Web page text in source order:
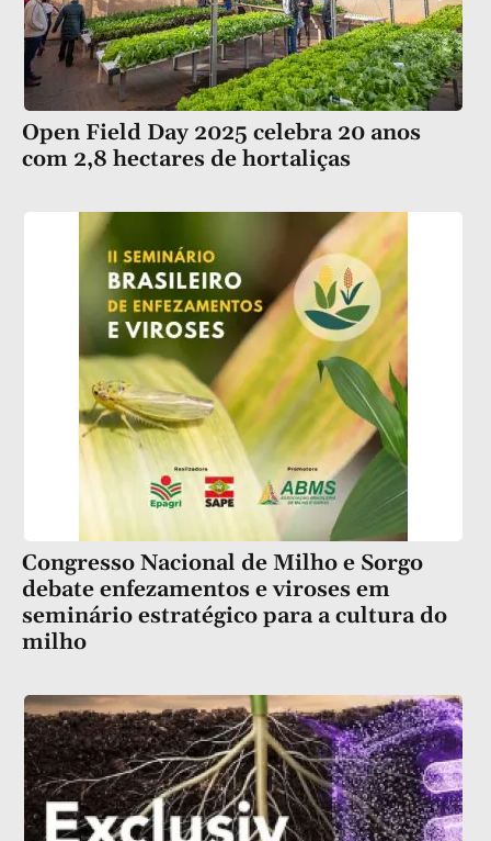
Open Field Day 2025 celebra 20 anos
com 2,8 hectares de hortaliças
Congresso Nacional de Milho e Sorgo
debate enfezamentos e viroses em
seminário estratégico para a cultura do
milho